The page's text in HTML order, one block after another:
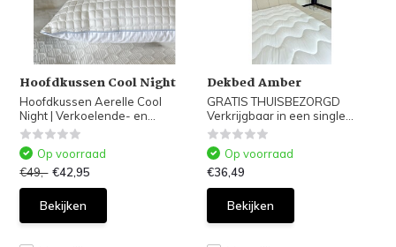
Hoofdkussen Cool Night
Hoofdkussen Aerelle Cool
Night | Verkoelende- en...
Op voorraad
€49,- €42,95
Bekijken
Dekbed Amber
GRATIS THUISBEZORGD
Verkrijgbaar in een single...
Op voorraad
€36,49
Bekijken